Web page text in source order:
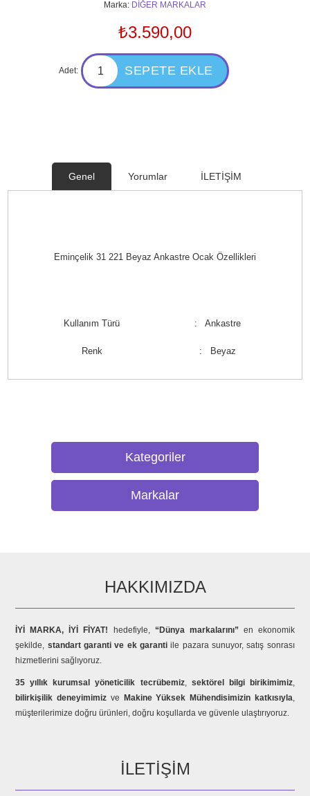
Marka: DİĞER MARKALAR
₺3.590,00
Adet:
Genel Yorumlar İLETİŞİM
Eminçelik 31 221 Beyaz Ankastre Ocak Özellikleri
Kullanım Türü : Ankastre
Renk : Beyaz
Kategoriler
Markalar
HAKKIMIZDA
İYİ MARKA, İYİ FİYAT! hedefiyle, “Dünya markalarını” en ekonomik
şekilde, standart garanti ve ek garanti ile pazara sunuyor, satış sonrası
hizmetlerini sağlıyoruz.
35 yıllık kurumsal yöneticilik tecrübemiz, sektörel bilgi birikimimiz,
bilirkişilik deneyimimiz ve Makine Yüksek Mühendisimizin katkısıyla,
müşterilerimize doğru ürünleri, doğru koşullarda ve güvenle ulaştırıyoruz.
İLETIŞIM